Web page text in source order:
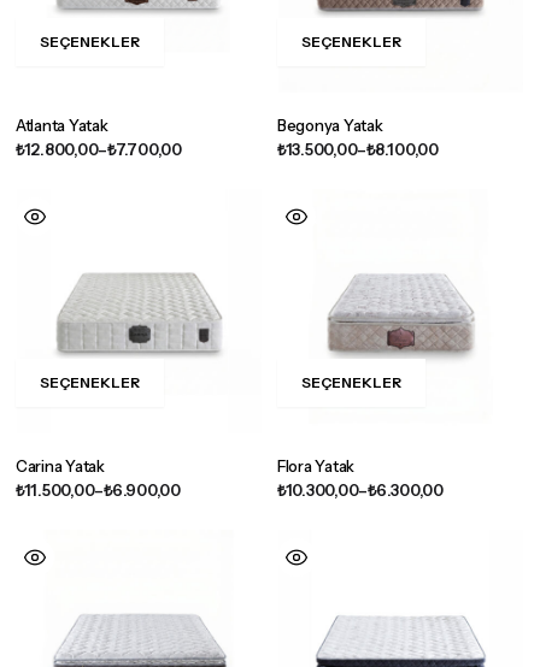
SEÇENEKLER
Atlanta Yatak
₺7.700,00
–
₺12.800,00
SEÇENEKLER
Begonya Yatak
₺8.100,00
–
₺13.500,00
SEÇENEKLER
Carina Yatak
₺6.900,00
–
₺11.500,00
SEÇENEKLER
Flora Yatak
₺6.300,00
–
₺10.300,00